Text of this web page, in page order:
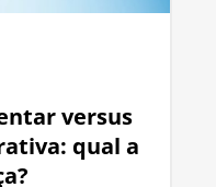
versus
qual a